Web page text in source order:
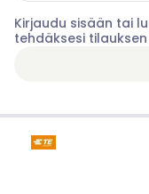
Kirjaudu sisään tai
tehdäksesi tilauksen